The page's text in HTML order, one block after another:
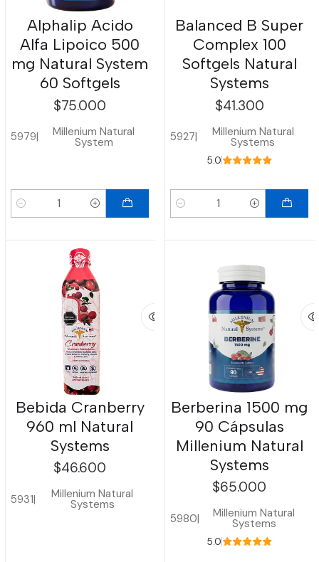
Alphalip Acido
Alfa Lipoico 500
mg Natural System
60 Softgels
$75.000
5979| Millenium Natural
System
Cantidad
Balanced B Super
Complex 100
Softgels Natural
Systems
$41.300
5927| Millenium Natural
Systems
5.0
Cantidad
Bebida Cranberry
960 ml Natural
Systems
$46.600
5931| Millenium Natural
Systems
Berberina 1500 mg
90 Cápsulas
Millenium Natural
Systems
$65.000
5980| Millenium Natural
Systems
5.0